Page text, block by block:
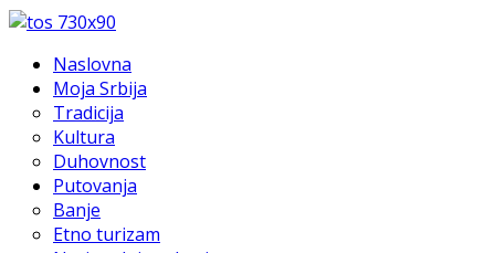
Naslovna
Moja Srbija
Tradicija
Kultura
Duhovnost
Putovanja
Banje
Etno turizam